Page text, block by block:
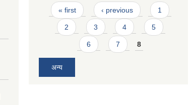
Pages
« first ‹ previous 1
2 3 4 5
6 7 8
अन्य